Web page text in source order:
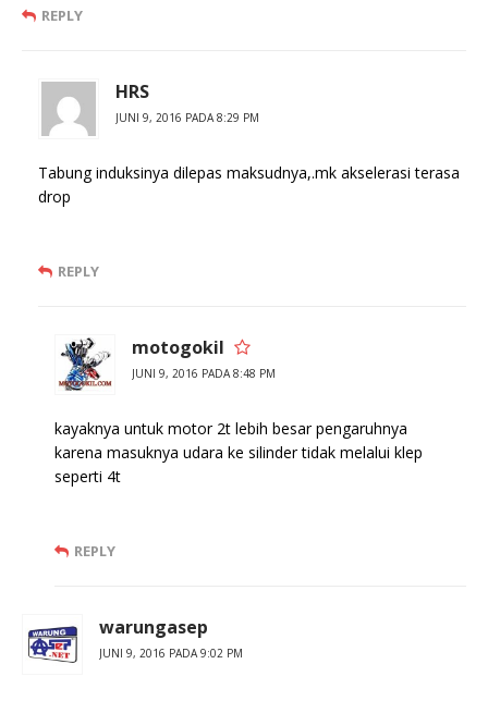
REPLY
HRS
JUNI 9, 2016 PADA 8:29 PM
Tabung induksinya dilepas maksudnya,.mk akselerasi terasa
drop
REPLY
motogokil
JUNI 9, 2016 PADA 8:48 PM
kayaknya untuk motor 2t lebih besar pengaruhnya
karena masuknya udara ke silinder tidak melalui klep
seperti 4t
REPLY
warungasep
JUNI 9, 2016 PADA 9:02 PM